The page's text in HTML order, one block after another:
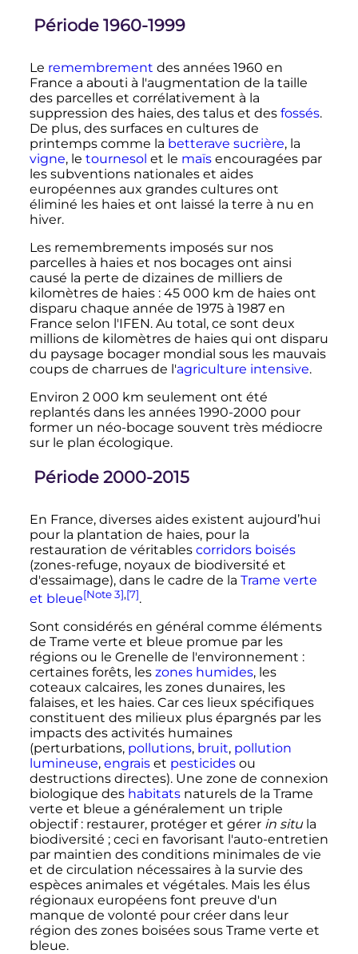
Période 1960-1999
Le remembrement des années 1960 en
France a abouti à l'augmentation de la taille
des parcelles et corrélativement à la
suppression des haies, des talus et des fossés.
De plus, des surfaces en cultures de
printemps comme la betterave sucrière, la
vigne, le tournesol et le maïsencouragées par
les subventions nationales et aides
européennes aux grandes cultures ont
éliminé les haies et ont laissé la terre à nu en
hiver.
Les remembrements imposés sur nos
parcelles à haies et nos bocages ont ainsi
causé la perte de dizaines de milliers de
kilomètres de haies : 45 000 km de haies ont
disparu chaque année de 1975 à 1987 en
France selon l'IFEN. Au total, ce sont deux
millions de kilomètres de haies qui ont disparu
du paysage bocager mondial sous les mauvais
coups de charrues de l'agriculture intensive.
Environ 2 000 km seulement ont été
replantés dans les années 1990-2000 pour
former un néo-bocage souvent très médiocre
sur le plan écologique.
Période 2000-2015
En France, diverses aides existent aujourd’hui
pour la plantation de haies, pour la
restauration de véritables corridors boisés
(zones-refuge, noyaux de biodiversité et
d'essaimage), dans le cadre de la Trame verte
et bleue[Note 3],[7].
Sont considérés en général comme éléments
de Trame verte et bleue promue par les
régions ou le Grenelle de l'environnement :
certaines forêts, les zones humides, les
coteaux calcaires, les zones dunaires, les
falaises, et les haies. Car ces lieux spécifiques
constituent des milieux plus épargnés par les
impacts des activités humaines
(perturbations, pollutions, bruit, pollution
lumineuse, engraiset pesticidesou
destructions directes). Une zone de connexion
biologique des habitatsnaturels de la Trame
verte et bleue a généralement un triple
objectif : restaurer, protéger et gérer in situla
biodiversité ; ceci en favorisant l'auto-entretien
par maintien des conditions minimales de vie
et de circulation nécessaires à la survie des
espèces animales et végétales. Mais les élus
régionaux européens font preuve d'un
manque de volonté pour créer dans leur
région des zones boisées sous Trame verte et
bleue.